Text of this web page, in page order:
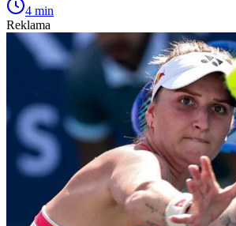
4 min
Reklama